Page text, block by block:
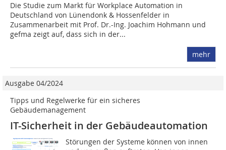
Die Studie zum Markt für Workplace Automation in
Deutschland von Lünendonk & Hossenfelder in
Zusammenarbeit mit Prof. Dr.-Ing. Joachim Hohmann und
gefma zeigt auf, dass sich in der...
mehr
Ausgabe 04/2024
Tipps und Regelwerke für ein sicheres
Gebäudemanagement
IT-Sicherheit in der Gebäudeautomation
Störungen der Systeme können von innen